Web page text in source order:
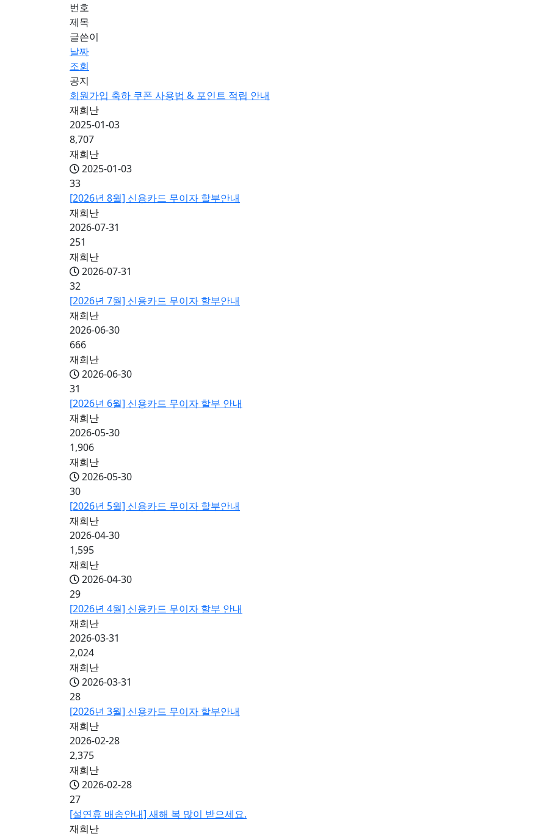
번호
제목
글쓴이
날짜
조회
공지
회원가입 축하 쿠폰 사용법 & 포인트 적립 안내
재희난
2025-01-03
8,707
재희난
2025-01-03
33
[2026년 8월] 신용카드 무이자 할부안내
재희난
2026-07-31
251
재희난
2026-07-31
32
[2026년 7월] 신용카드 무이자 할부안내
재희난
2026-06-30
666
재희난
2026-06-30
31
[2026년 6월] 신용카드 무이자 할부 안내
재희난
2026-05-30
1,906
재희난
2026-05-30
30
[2026년 5월] 신용카드 무이자 할부안내
재희난
2026-04-30
1,595
재희난
2026-04-30
29
[2026년 4월] 신용카드 무이자 할부 안내
재희난
2026-03-31
2,024
재희난
2026-03-31
28
[2026년 3월] 신용카드 무이자 할부안내
재희난
2026-02-28
2,375
재희난
2026-02-28
27
[설연휴 배송안내] 새해 복 많이 받으세요.
재희난